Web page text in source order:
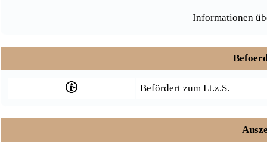
Informationen
Befördert zum Lt.z.S.